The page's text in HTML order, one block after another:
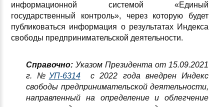
информационной системой «Единый
государственный контроль», через которую будет
публиковаться информация о результатах Индекса
свободы предпринимательской деятельности.
Справочно: Указом Президента от 15.09.2021
г. № УП-6314
с 2022 года внедрен Индекс
свободы предпринимательской деятельности,
направленный на определение и облегчение